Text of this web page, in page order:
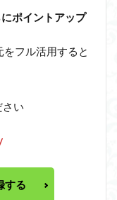
ポイントアップ
フル活用すると
い
する